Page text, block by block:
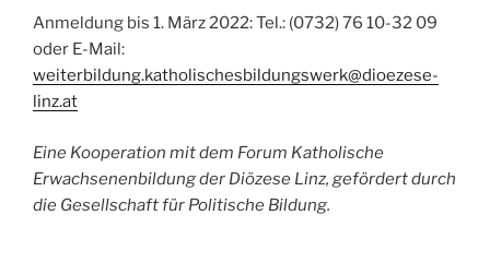
Anmeldung bis 1. März 2022: Tel.: (0732) 76 10-32 09
oder E-Mail:
weiterbildung.katholischesbildungswerk@dioezese-
linz.at
Eine Kooperation mit dem Forum Katholische
Erwachsenenbildung der Diözese Linz, gefördert durch
die Gesellschaft für Politische Bildung.